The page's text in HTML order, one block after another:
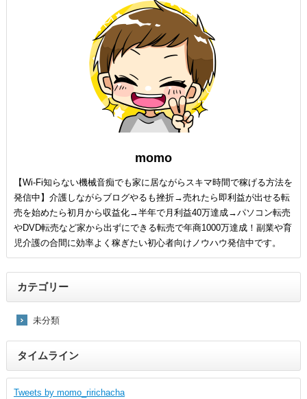
momo
【Wi-Fi知らない機械音痴でも家に居ながらスキマ時間で稼げる方法を
発信中】介護しながらブログやるも挫折→売れたら即利益が出せる転
売を始めたら初月から収益化→半年で月利益40万達成→パソコン転売
やDVD転売など家から出ずにできる転売で年商1000万達成！副業や育
児介護の合間に効率よく稼ぎたい初心者向けノウハウ発信中です。
カテゴリー
未分類
タイムライン
Tweets by momo_ririchacha